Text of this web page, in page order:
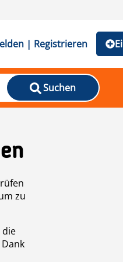
| Registrieren
Suchen
zu
die